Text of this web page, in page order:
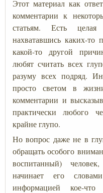
Этот материал как
комментарии к
статьям. Есть
нахватавшись каких-
какой-то другой
любят считать всех
разуму всех подряд.
просто светом в
комментарии и
практически любого
крайне глупо.
Но вопрос даже не в
обращать особого
воспитанный)
начинает его
информацией кое-